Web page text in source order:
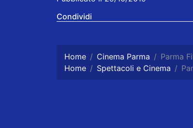
Condividi
Home Cinema Parma
Parma
Home
Spettacoli e Cinema